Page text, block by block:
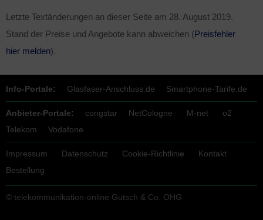
Letzte Textänderungen an dieser Seite am 28. August 2019.
Stand der Preise und Angebote kann abweichen (Preisfehler
hier melden).
Info-Portale: Glasfaser-Anschluss.de Smartphone-Tarife.de
Anbieter-Portale: congstar NetCologne M-net
o2
Telekom
Vodafone
Impressum Datenschutz Cookie-Richtlinie
Kontakt
Bestellung
© telekommunikation-online Gutsch & Co. OHG